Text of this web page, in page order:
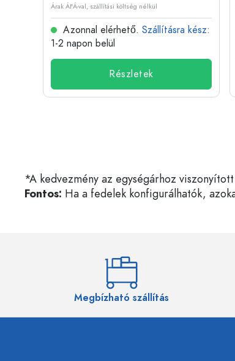
Árak ÁFÁ-val, szállítási költség nélkül
Azonnal elérhető. Szállításra kész:
1-2 napon belül
Részletek
*A kedvezmény az egységárhoz
Fontos: Ha a fedelek konfigurálhatók,
Megbízható szállítás